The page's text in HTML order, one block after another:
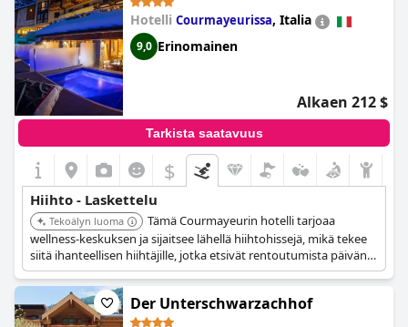
Hotelli Courmayeurissa, Italia
9,0 Erinomainen
Alkaen 212 $
Tarkista saatavuus
$
Hiihto - Laskettelu
Tekoälyn luoma
Tämä Courmayeurin hotelli tarjoaa
wellness-keskuksen ja sijaitsee lähellä hiihtohissejä, mikä tekee
siitä ihanteellisen hiihtäjille, jotka etsivät rentoutumista päivän
rinteillä vietetyn päivän jälkeen. Se tarjoaa suksisäilytyksen ja
sijaitsee kätevästi Courmayeurin hiihtoalueen lähellä.
Der Unterschwarzachhof